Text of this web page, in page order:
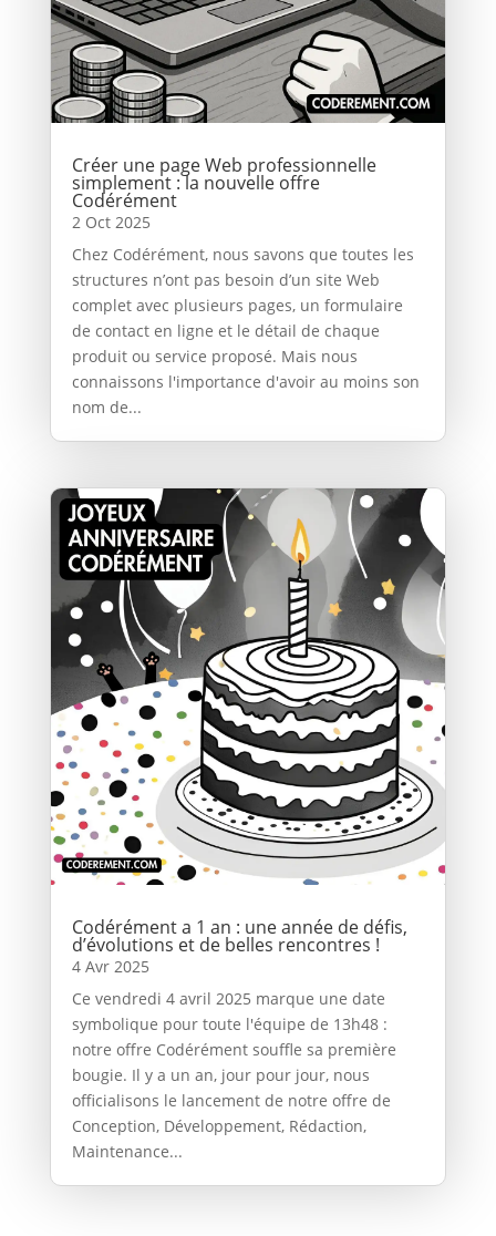
Créer une page Web professionnelle
simplement : la nouvelle offre
Codérément
2 Oct 2025
Chez Codérément, nous savons que toutes les
structures n’ont pas besoin d’un site Web
complet avec plusieurs pages, un formulaire
de contact en ligne et le détail de chaque
produit ou service proposé. Mais nous
connaissons l'importance d'avoir au moins son
nom de...
Codérément a 1 an : une année de défis,
d’évolutions et de belles rencontres !
4 Avr 2025
Ce vendredi 4 avril 2025 marque une date
symbolique pour toute l'équipe de 13h48 :
notre offre Codérément souffle sa première
bougie. Il y a un an, jour pour jour, nous
officialisons le lancement de notre offre de
Conception, Développement, Rédaction,
Maintenance...